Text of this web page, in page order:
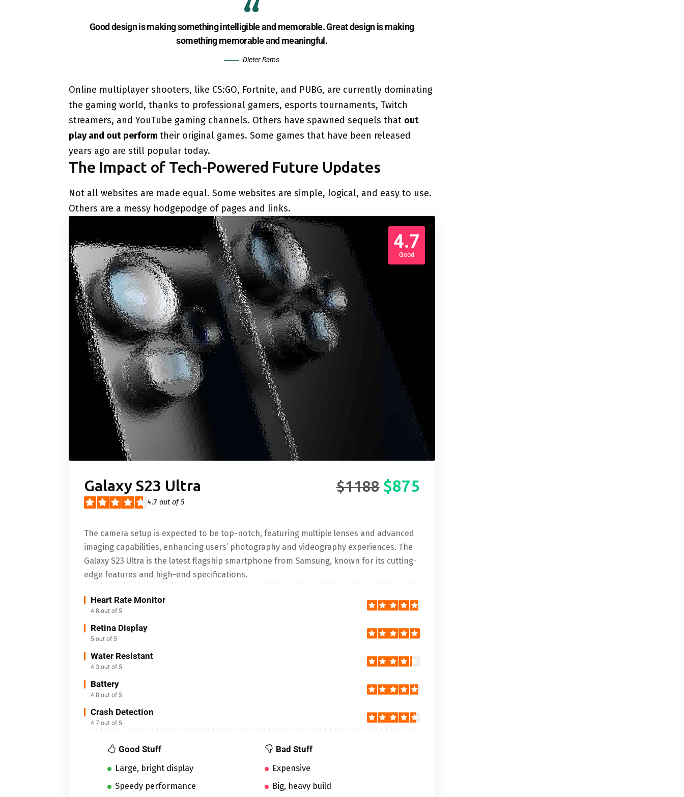
Good design is making something intelligible and memorable. Great design is making
something memorable and meaningful.
Dieter Rams
Online multiplayer shooters, like CS:GO, Fortnite, and PUBG, are currently dominating
the gaming world, thanks to professional gamers, esports tournaments, Twitch
streamers, and YouTube gaming channels. Others have spawned sequels that out
play and out perform their original games. Some games that have been released
years ago are still popular today.
The Impact of Tech-Powered Future Updates
Not all websites are made equal. Some websites are simple, logical, and easy to use.
Others are a messy hodgepodge of pages and links.
4.7
Good
Galaxy S23 Ultra $1188 $875
4.7 out of 5
The camera setup is expected to be top-notch, featuring multiple lenses and advanced
imaging capabilities, enhancing users’ photography and videography experiences. The
Galaxy S23 Ultra is the latest flagship smartphone from Samsung, known for its cutting-
edge features and high-end specifications.
Heart Rate Monitor
4.8 out of 5
Retina Display
5 out of 5
Water Resistant
4.3 out of 5
Battery
4.8 out of 5
Crash Detection
4.7 out of 5
Good Stuff
Large, bright display
Speedy performance
Bad Stuff
Expensive
Big, heavy build